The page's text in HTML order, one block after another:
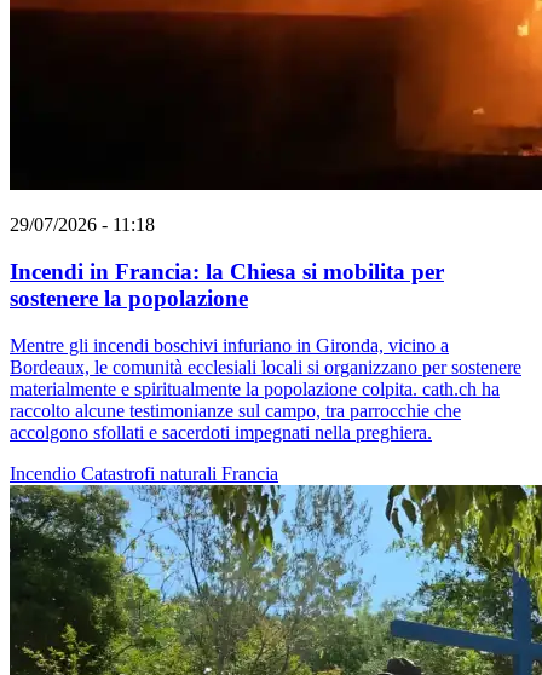
29/07/2026 - 11:18
Incendi in Francia: la Chiesa si mobilita per
sostenere la popolazione
Mentre gli incendi boschivi infuriano in Gironda, vicino a
Bordeaux, le comunità ecclesiali locali si organizzano per sostenere
materialmente e spiritualmente la popolazione colpita. cath.ch ha
raccolto alcune testimonianze sul campo, tra parrocchie che
accolgono sfollati e sacerdoti impegnati nella preghiera.
Incendio Catastrofi naturali Francia